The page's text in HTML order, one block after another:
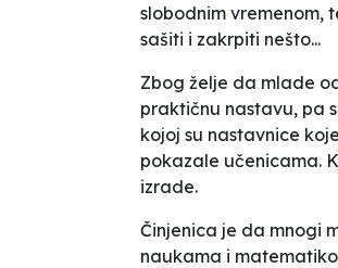
slobodnim vremenom,
sašiti i zakrpiti nešto...
Zbog želje da mlade
praktičnu nastavu, pa
kojoj su nastavnice
pokazale učenicama.
izrade.
Činjenica je da mnogi
naukama i